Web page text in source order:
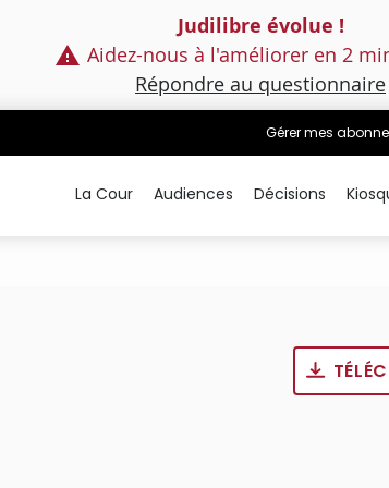
Judilibre évolue !
Aidez-nous à l'améliorer en 2
Répondre au questionnaire
Gérer mes
La Cour Audiences Décisions